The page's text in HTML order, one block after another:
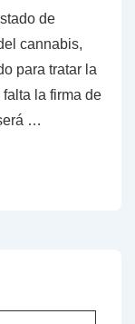
de
cannabis,
para tratar la
la firma de
…